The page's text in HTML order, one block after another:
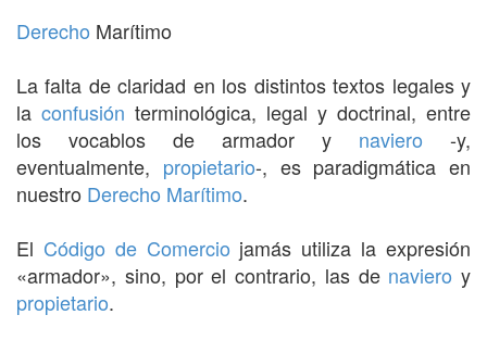
Derecho Marítimo
La falta de claridad en los distintos textos legales y
la confusión terminológica, legal y doctrinal, entre
los vocablos de armador y naviero -y,
eventualmente, propietario-, es paradigmática en
nuestro Derecho Marítimo.
El Código de Comercio jamás utiliza la expresión
«armador», sino, por el contrario, las de naviero y
propietario.